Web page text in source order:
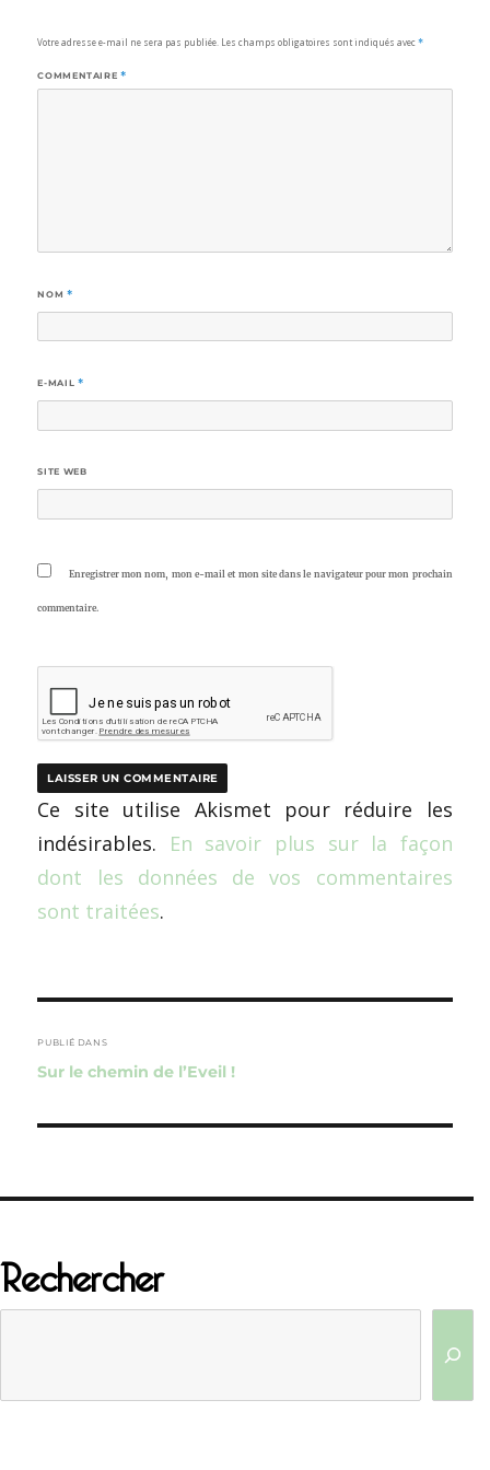
Votre adresse e-mail ne sera pas publiée. Les champs obligatoires sont indiqués avec*
COMMENTAIRE *
NOM *
E-MAIL *
SITE WEB
Enregistrer mon nom, mon e-mail et mon site dans le navigateur pour mon prochain
commentaire.
Ce site utilise Akismet pour réduire les
indésirables. En savoir plus sur la façon
dont les données de vos commentaires
sont traitées.
de
l’article
PUBLIÉ DANS
Sur le chemin de l’Eveil !
Rechercher